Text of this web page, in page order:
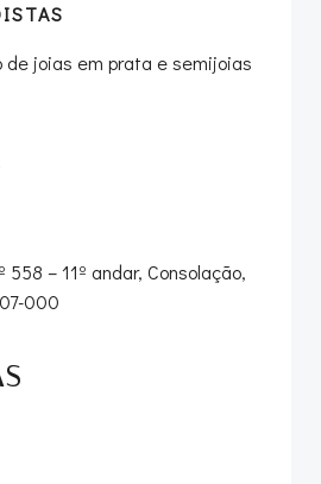
de joias em prata e semijoias
558 – 11º andar, Consolação,
000